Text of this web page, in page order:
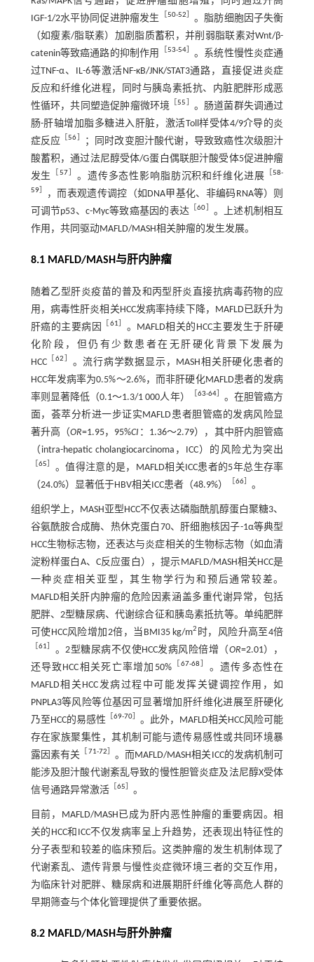
IGF-1/2水平协同促进肿瘤发生
［50-52］ 。脂肪细胞因子失衡
（如瘦素/脂联素）加剧脂质蓄积，并削弱脂联素对Wnt/β-
catenin等致癌通路的抑制作用
［53-54］ 。系统性慢性炎症通
过TNF-α、IL-6等激活NF-κB/JNK/STAT3通路，直接促进炎症
反应和纤维化进程，同时与胰岛素抵抗、内脏肥胖形成恶
性循环，共同塑造促肿瘤微环境 ［55］ 。肠道菌群失调通过
肠-肝轴增加脂多糖进入肝脏，激活Toll样受体4/9介导的炎
症反应 ［56］
；同时改变胆汁酸代谢，导致致癌性次级胆汁
酸蓄积，通过法尼醇受体/G蛋白偶联胆汁酸受体5促进肿瘤
发生
［57］ 。遗传多态性影响脂肪沉积和纤维化进展 ［58-
59］
，而表观遗传调控（如DNA甲基化、非编码RNA等）则
可调节p53、c-Myc等致癌基因的表达 ［60］ 。上述机制相互
作用，共同驱动MAFLD/MASH相关肿瘤的发生发展。
8.1 MAFLD/MASH与肝内肿瘤
随着乙型肝炎疫苗的普及和丙型肝炎直接抗病毒药物的应
用，病毒性肝炎相关HCC发病率持续下降，MAFLD已跃升为
肝癌的主要病因
［61］ 。MAFLD相关的HCC主要发生于肝硬
化阶段，但仍有少数患者在无肝硬化背景下发展为
HCC［62］ 。流行病学数据显示，MASH相关肝硬化患者的
HCC年发病率为0.5%～2.6%，而非肝硬化MAFLD患者的发病
率则显著降低（0.1～1.3/1 000人年）
［63-64］ 。在胆管癌方
面，荟萃分析进一步证实MAFLD患者胆管癌的发病风险显
著升高（OR=1.95，95%CI ：1.36～2.79），其中肝内胆管癌
（intra-hepatic cholangiocarcinoma，ICC）的风险尤为突出
［65］ 。值得注意的是，MAFLD相关ICC患者的5年总生存率
（24.0%）显著低于HBV相关ICC患者（48.9%）
［66］ 。
组织学上，MASH亚型HCC不仅表达磷脂酰肌醇蛋白聚糖3、
谷氨酰胺合成酶、热休克蛋白70、肝细胞核因子-1α等典型
HCC生物标志物，还表达与炎症相关的生物标志物（如血清
淀粉样蛋白A、C反应蛋白），提示MAFLD/MASH相关HCC是
一种炎症相关亚型，其生物学行为和预后通常较差。
MAFLD相关肝内肿瘤的危险因素涵盖多重代谢异常，包括
肥胖、2型糖尿病、代谢综合征和胰岛素抵抗等。单纯肥胖
可使HCC风险增加2倍，当BMI35 kg/m2 时，风险升高至4倍
［61］ 。2型糖尿病不仅使HCC发病风险倍增（OR=2.01），
还导致HCC相关死亡率增加50% ［67-68］ 。遗传多态性在
MAFLD相关HCC发病过程中可能发挥关键调控作用，如
PNPLA3等风险等位基因可显著增加肝纤维化进展至肝硬化
乃至HCC的易感性 ［69-70］ 。此外，MAFLD相关HCC风险可能
存在家族聚集性，其机制可能与遗传易感性或共同环境暴
露因素有关
［71-72］ 。而MAFLD/MASH相关ICC的发病机制可
能涉及胆汁酸代谢紊乱导致的慢性胆管炎症及法尼醇X受体
信号通路异常激活［65］ 。
目前，MAFLD/MASH已成为肝内恶性肿瘤的重要病因。相
关的HCC和ICC不仅发病率呈上升趋势，还表现出特征性的
分子表型和较差的临床预后。这类肿瘤的发生机制体现了
代谢紊乱、遗传背景与慢性炎症微环境三者的交互作用，
为临床针对肥胖、糖尿病和进展期肝纤维化等高危人群的
早期筛查与个体化管理提供了重要依据。
8.2 MAFLD/MASH与肝外肿瘤